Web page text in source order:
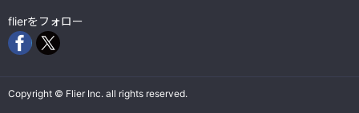
flierをフォロー
Copyright © Flier Inc. all rights reserved.